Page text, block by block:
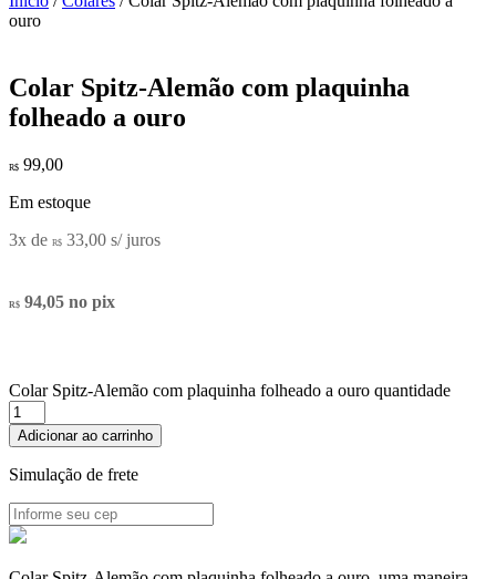
ouro
Colar Spitz-Alemão com plaquinha
folheado a ouro
R$ 99,00
Em estoque
3x de R$ 33,00 s/ juros
R$ 94,05 no pix
Colar Spitz-Alemão com plaquinha folheado a ouro quantidade
Adicionar ao carrinho
Simulação de frete